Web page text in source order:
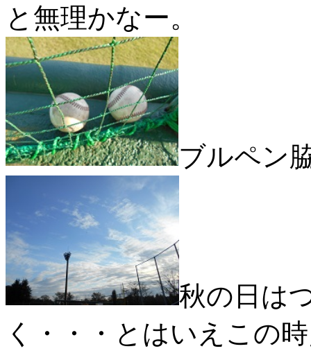
と無理かなー。
ブルペン
秋の日は
く・・・とはいえこの